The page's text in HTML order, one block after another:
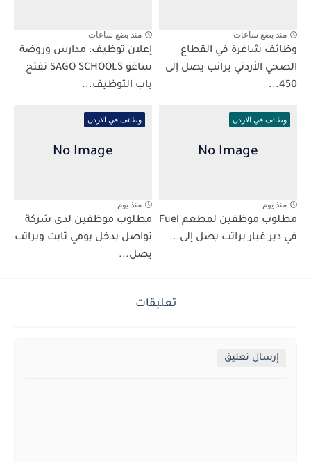
منذ بضع ساعات
وظائف شاغرة في القطاع
الصحي الأردني براتب يصل إلى
450...
منذ بضع ساعات
إعلان توظيف: مدارس وروضة
ساغو SAGO SCHOOLS تفتح
باب التوظيف...
وظائف في الاردن
منذ يوم
مطلوب موظفين لمطعم Fuel
في دير غبار براتب يصل إلى...
وظائف في الاردن
منذ يوم
مطلوب موظفين لدى شركة
تواصل بدخل يومي ثابت وبراتب
يصل...
تعليقات
إرسال تعليق